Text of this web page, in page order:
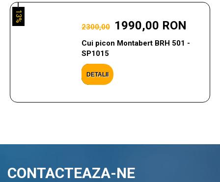
2300,00 1990,00 RON
Cui picon Montabert BRH 501 -
SP1015
DETALII
13%
CONTACTEAZA-NE